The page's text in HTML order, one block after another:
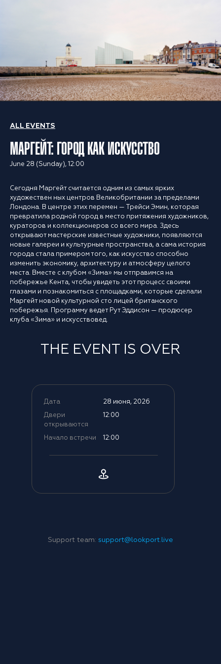
ALL EVENTS
МАРГЕЙТ: ГОРОД КАК ИСКУССТВО
June 28 (Sunday), 12:00
Сегодня Маргейт считается одним из самых ярких
художествен ных центров Великобритании за пределами
Лондона. В центре этих перемен — Трейси Эмин, которая
превратила родной город в место притяжения художников,
кураторов и коллекционеров со всего мира. Здесь
открывают мастерские известные художники, появляются
новые галереи и культурные пространства, а сама история
города стала примером того, как искусство способно
изменить экономику, архитектуру и атмосферу целого
места. Вместе с клубом «Зима» мы отправимся на
побережье Кента, чтобы увидеть этот процесс своими
глазами и познакомиться с площадками, которые сделали
Маргейт новой культурной сто лицей британского
побережья. Программу ведет Рут Эддисон — продюсер
клуба «Зима» и искусствовед.
THE EVENT IS OVER
Дата 28 июня, 2026
Двери
открываются
12:00
Начало встречи 12:00
Support team: support@lookport.live